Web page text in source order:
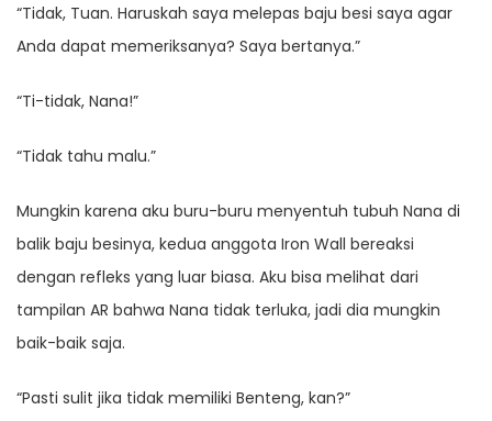
“Tidak, Tuan. Haruskah saya melepas baju besi saya agar
Anda dapat memeriksanya? Saya bertanya.”
“Ti-tidak, Nana!”
“Tidak tahu malu.”
Mungkin karena aku buru-buru menyentuh tubuh Nana di
balik baju besinya, kedua anggota Iron Wall bereaksi
dengan refleks yang luar biasa. Aku bisa melihat dari
tampilan AR bahwa Nana tidak terluka, jadi dia mungkin
baik-baik saja.
“Pasti sulit jika tidak memiliki Benteng, kan?”